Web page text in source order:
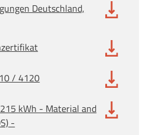
Deutschland,
/ 4120
kWh - Material and
-